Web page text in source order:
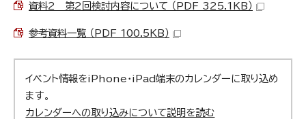
資料2 第2回検討内容について （PDF 325.1KB）
参考資料一覧 （PDF 100.5KB）
イベント情報をiPhone・iPad端末のカレンダーに取り込め
ます。
カレンダーへの取り込みについて説明を読む